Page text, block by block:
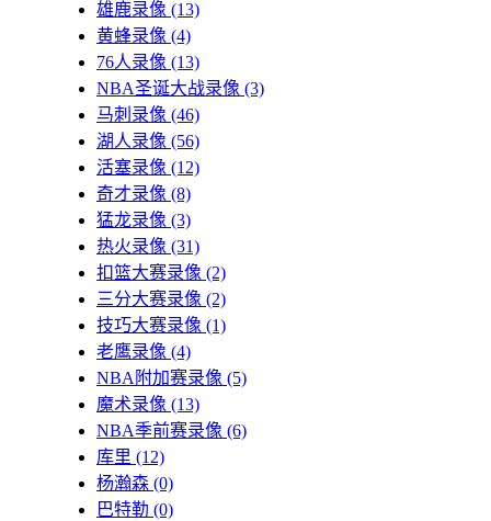
雄鹿录像 (13)
黄蜂录像 (4)
76人录像 (13)
NBA圣诞大战录像 (3)
马刺录像 (46)
湖人录像 (56)
活塞录像 (12)
奇才录像 (8)
猛龙录像 (3)
热火录像 (31)
扣篮大赛录像 (2)
三分大赛录像 (2)
技巧大赛录像 (1)
老鹰录像 (4)
NBA附加赛录像 (5)
魔术录像 (13)
NBA季前赛录像 (6)
库里 (12)
杨瀚森 (0)
巴特勒 (0)